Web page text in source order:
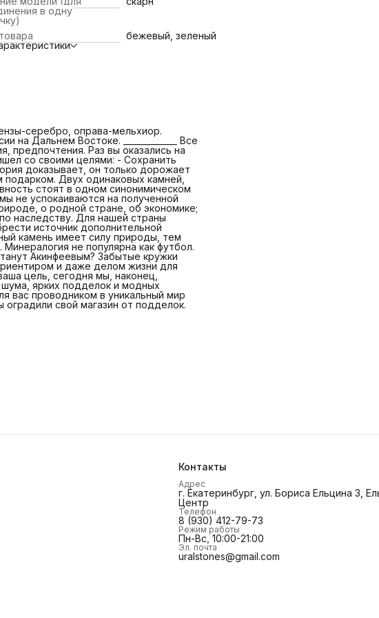
насчитывает тысячелетия. История доказывает, он
дорожает и никогда не дешевеет; - Порадовать себя
нетривиальным подарком. Двух одинаковых
как и двух одинаковых людей не бывает.
и эксклюзивность стоят в одном
эзотерики и даже врачи говорят нам, что
камень имеет силу природы, тем самым вы
амулет, оберег, талисман. - Привить интерес
Минералогия не популярна как футбол. Потому что
не модно. Спорт - это хорошо. Но многие ли
Акинфеевым? Забытые кружки археологов, геологов,
могут стать отличным стартом, ориентиром и
жизни для вашего ребенка. Давайте
его вместе? Какой бы ни была ваша цель,
мы, наконец, встретились. Знаю, вы прошли
путь среди информационного шума, ярких
и модных брендов. Мы с удовольствием берём на
стать для вас проводником в
мир камня. Присаживайтесь поудобнее.
себя в безопасности, мы оградили свой магазин
Здесь их просто нет. Ни одной.
в одну
бежевый, зеленый
серебро, оправа-мельхиор.
Дальнем Востоке. _____________ Все
предпочтения. Раз вы оказались на
со своими целями: - Сохранить
доказывает, он только дорожает
Двух одинаковых камней,
стоят в одном синонимическом
не успокаиваются на полученной
о родной стране, об экономике;
наследству. Для нашей страны
источник дополнительной
камень имеет силу природы, тем
не популярна как футбол.
Акинфеевым? Забытые кружки
и даже делом жизни для
цель, сегодня мы, наконец,
ярких подделок и модных
вас проводником в уникальный мир
свой магазин от подделок.
Контакты
Адрес
г. Екатеринбург, ул. Бориса Ельцина 3,
Центр
Телефон
8 (930) 412-79-73
Режим работы
Пн-Вс, 10:00-21:00
Эл. почта
uralstones@gmail.com